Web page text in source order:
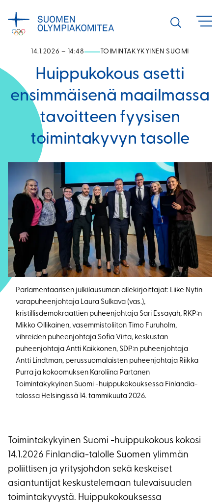
sisältöön
Avaa
haku
14.1.2026 – 14:48 TOIMINTAKYKYINEN SUOMI
Huippukokous asetti
ensimmäisenä maailmassa
tavoitteen fyysisen
toimintakyvyn tasolle
Parlamentaarisen julkilausuman allekirjoittajat: Liike Nytin
varapuheenjohtaja Laura Sulkava (vas.),
kristillisdemokraattien puheenjohtaja Sari Essayah, RKP:n
Mikko Ollikainen, vasemmistoliiton Timo Furuholm,
vihreiden puheenjohtaja Sofia Virta, keskustan
puheenjohtaja Antti Kaikkonen, SDP:n puheenjohtaja
Antti Lindtman, perussuomalaisten puheenjohtaja Riikka
Purra ja kokoomuksen Karoliina Partanen
Toimintakykyinen Suomi -huippukokouksessa Finlandia-
talossa Helsingissä 14. tammikuuta 2026.
Toimintakykyinen Suomi -huippukokous kokosi
14.1.2026 Finlandia-talolle Suomen ylimmän
poliittisen ja yritysjohdon sekä keskeiset
asiantuntijat keskustelemaan tulevaisuuden
toimintakyvystä. Huippukokouksessa